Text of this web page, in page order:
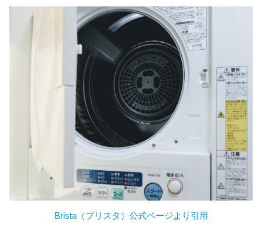
Brista（ブリスタ）公式ページより引用